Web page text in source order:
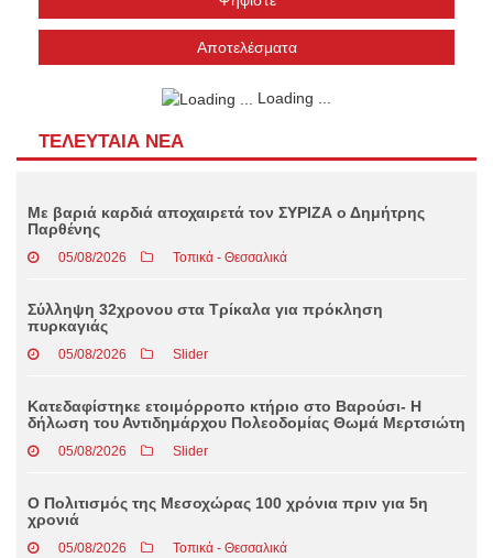
Αποτελέσματα
Loading ...
ΤΕΛΕΥΤΑΊΑ ΝΈΑ
Με βαριά καρδιά αποχαιρετά τον ΣΥΡΙΖΑ ο Δημήτρης
Παρθένης
05/08/2026 Τοπικά - Θεσσαλικά
Σύλληψη 32χρονου στα Τρίκαλα για πρόκληση
πυρκαγιάς
05/08/2026 Slider
Κατεδαφίστηκε ετοιμόρροπο κτήριο στο Βαρούσι- Η
δήλωση του Αντιδημάρχου Πολεοδομίας Θωμά Μερτσιώτη
05/08/2026 Slider
Ο Πολιτισμός της Μεσοχώρας 100 χρόνια πριν για 5η
χρονιά
05/08/2026 Τοπικά - Θεσσαλικά